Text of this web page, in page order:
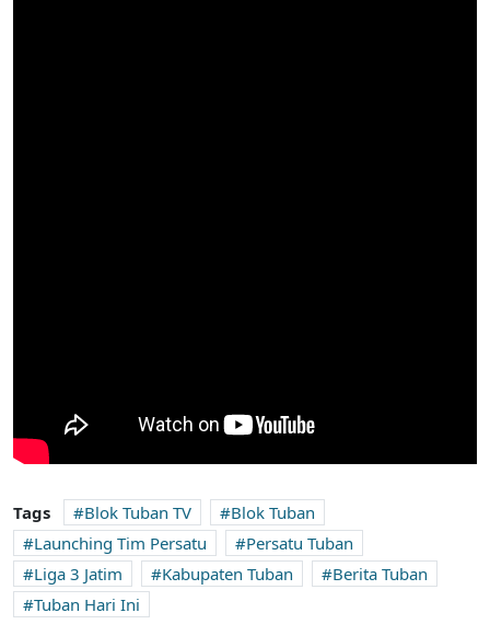
Tags Blok Tuban TV
Blok Tuban
Launching Tim Persatu
Persatu Tuban
Liga 3 Jatim
Kabupaten Tuban
Berita Tuban
Tuban Hari Ini